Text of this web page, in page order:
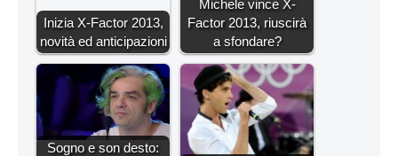
Inizia X-Factor 2013,
novità ed anticipazioni
Michele vince X-
Factor 2013, riuscirà
a sfondare?
Sogno e son desto: